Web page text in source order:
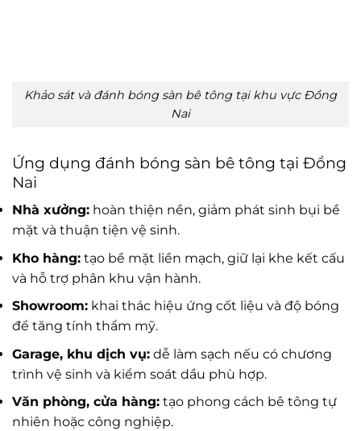
Khảo sát và đánh bóng sàn bê tông tại khu vực Đồng
Nai
Ứng dụng đánh bóng sàn bê tông tại Đồng
Nai
Nhà xưởng: hoàn thiện nền, giảm phát sinh bụi bề
mặt và thuận tiện vệ sinh.
Kho hàng: tạo bề mặt liền mạch, giữ lại khe kết cấu
và hỗ trợ phân khu vận hành.
Showroom: khai thác hiệu ứng cốt liệu và độ bóng
để tăng tính thẩm mỹ.
Garage, khu dịch vụ: dễ làm sạch nếu có chương
trình vệ sinh và kiểm soát dầu phù hợp.
Văn phòng, cửa hàng: tạo phong cách bê tông tự
nhiên hoặc công nghiệp.